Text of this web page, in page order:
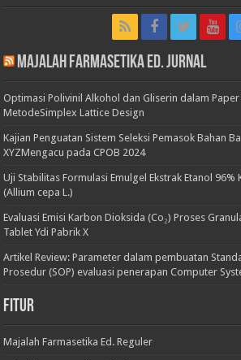
Majalah Farmasetika Ed. Jurnal
Optimasi Polivinil Alkohol dan Gliserin dalam
MetodeSimplex Lattice Design
Kajian Penguatan Sistem Seleksi Pemasok Bahan
XYZMengacu pada CPOB 2024
Uji Stabilitas Formulasi Emulgel Ekstrak Etanol 96%
(Allium cepa L.)
Evaluasi Emisi Karbon Dioksida (Co₂) Proses
Tablet Ydi Pabrik X
Artikel Review: Parameter dalam pembuatan
Prosedur (SOP) evaluasi penerapan Computer
Fitur
Majalah Farmasetika Ed. Reguler